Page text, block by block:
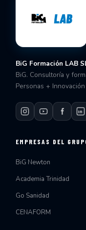
BiG Formación LAB
BiG. Consultoría y
Personas +
EMPRESAS DEL
BiG Newton
Academia Trinidad
Go Sanidad
CENAFORM